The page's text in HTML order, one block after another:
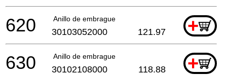
Anillo de embrague +
620 30103052000 121.97
Anillo de embrague +
630 30102108000 118.88